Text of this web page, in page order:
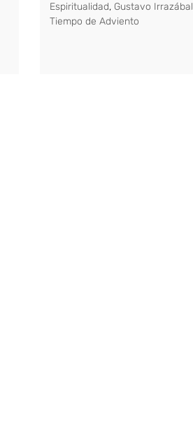
Espiritualidad, Gustavo Irrazábal
Tiempo de Adviento